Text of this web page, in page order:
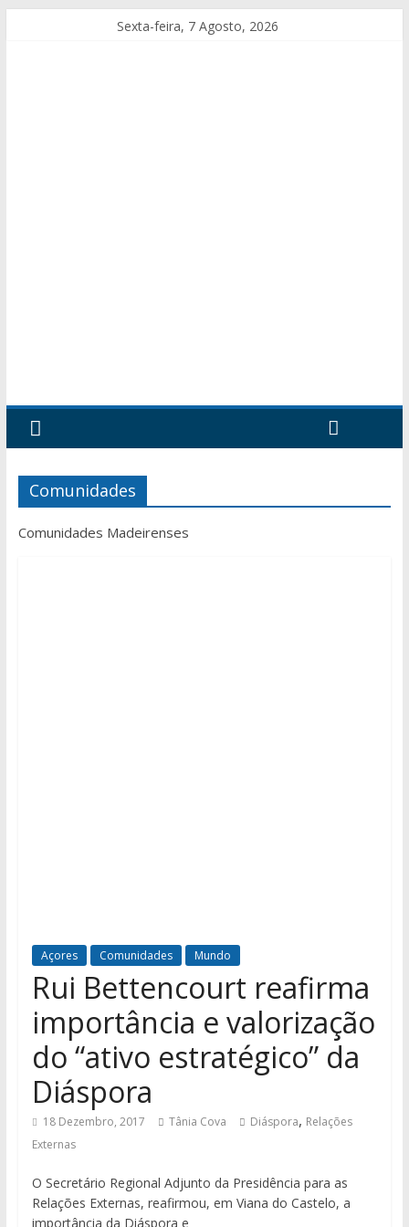
Sexta-feira, 7 Agosto, 2026
Comunidades
Comunidades Madeirenses
Açores Comunidades Mundo
Rui Bettencourt reafirma
importância e valorização
do “ativo estratégico” da
Diáspora
18 Dezembro, 2017 Tânia Cova Diáspora, Relações
Externas
O Secretário Regional Adjunto da Presidência para as
Relações Externas, reafirmou, em Viana do Castelo, a
importância da Diáspora e